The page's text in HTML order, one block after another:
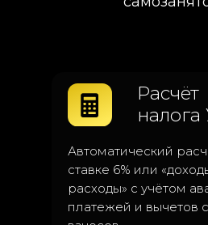
Автоматический
ставке 6% или
расходы» с учётом
платежей и вычетов
Расчёт